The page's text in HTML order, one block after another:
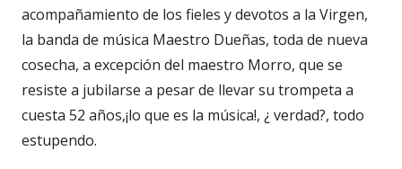
acompañamiento de los fieles y devotos a la Virgen,
la banda de música Maestro Dueñas, toda de nueva
cosecha, a excepción del maestro Morro, que se
resiste a jubilarse a pesar de llevar su trompeta a
cuesta 52 años,¡lo que es la música!, ¿ verdad?, todo
estupendo.